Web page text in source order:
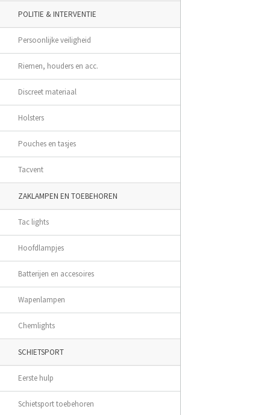
POLITIE & INTERVENTIE
Persoonlijke veiligheid
Riemen, houders en acc.
Discreet materiaal
Holsters
Pouches en tasjes
Tacvent
ZAKLAMPEN EN TOEBEHOREN
Tac lights
Hoofdlampjes
Batterijen en accesoires
Wapenlampen
Chemlights
SCHIETSPORT
Eerste hulp
Schietsport toebehoren